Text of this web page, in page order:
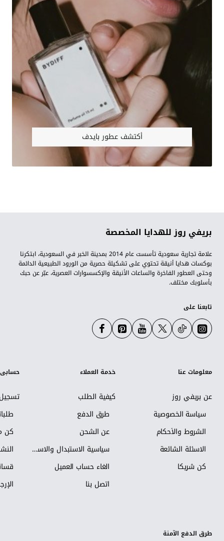
أكتشف عطور بايدف
بريفي روز للهدايا المخصصة
علامة تجارية سعودية تأسست عام 2014 بمدينة الخبر في السعودية، ابتكرنا
بوكسات هدايا أنيقة تحتوي على تشكيلة حصرية من الورود الطبيعية الدائمة
وحتى العطور الفاخرة والساعات الأنيقة والإكسسوارات العصرية، عبّر عن حبك
بأسلوبك مختلف.
تابعنا على
معلومات عنا
عن بريفي روز
سياسة الخصوصية
الشروط والأحكام
الاسئلة الشائعة
كن شريكاً
خدمة العملاء
كيفية الطلب
طرق الدفع
عن الشحن
سياسية الاستبدال والاسترجاع
الغاء حساب العميل
اتصل بنا
حسابي
كن
طرق الدفع الآمنة